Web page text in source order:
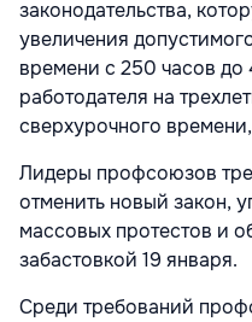
законодательства,
увеличения
времени с 250 часов до
работодателя на
сверхурочного
Лидеры профсоюзов
отменить новый закон,
массовых протестов и
забастовкой 19 января.
Среди требований